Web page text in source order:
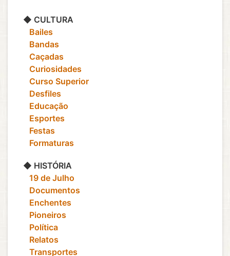
◆ CULTURA
‎ ‎ ‎ Bailes
‎ ‎ ‎ Bandas
‎ ‎ ‎ Caçadas
‎ ‎ ‎ Curiosidades
‎ ‎ ‎ Curso Superior
‎ ‎ ‎ Desfiles
‎ ‎ ‎ Educação
‎ ‎ ‎ Esportes
‎ ‎ ‎ Festas
‎ ‎ ‎ Formaturas
◆ HISTÓRIA
‎ ‎ ‎ 19 de Julho
‎ ‎ ‎ Documentos
‎ ‎ ‎ Enchentes
‎ ‎ ‎ Pioneiros
‎ ‎ ‎ Política
‎ ‎ ‎ Relatos
‎ ‎ ‎ Transportes